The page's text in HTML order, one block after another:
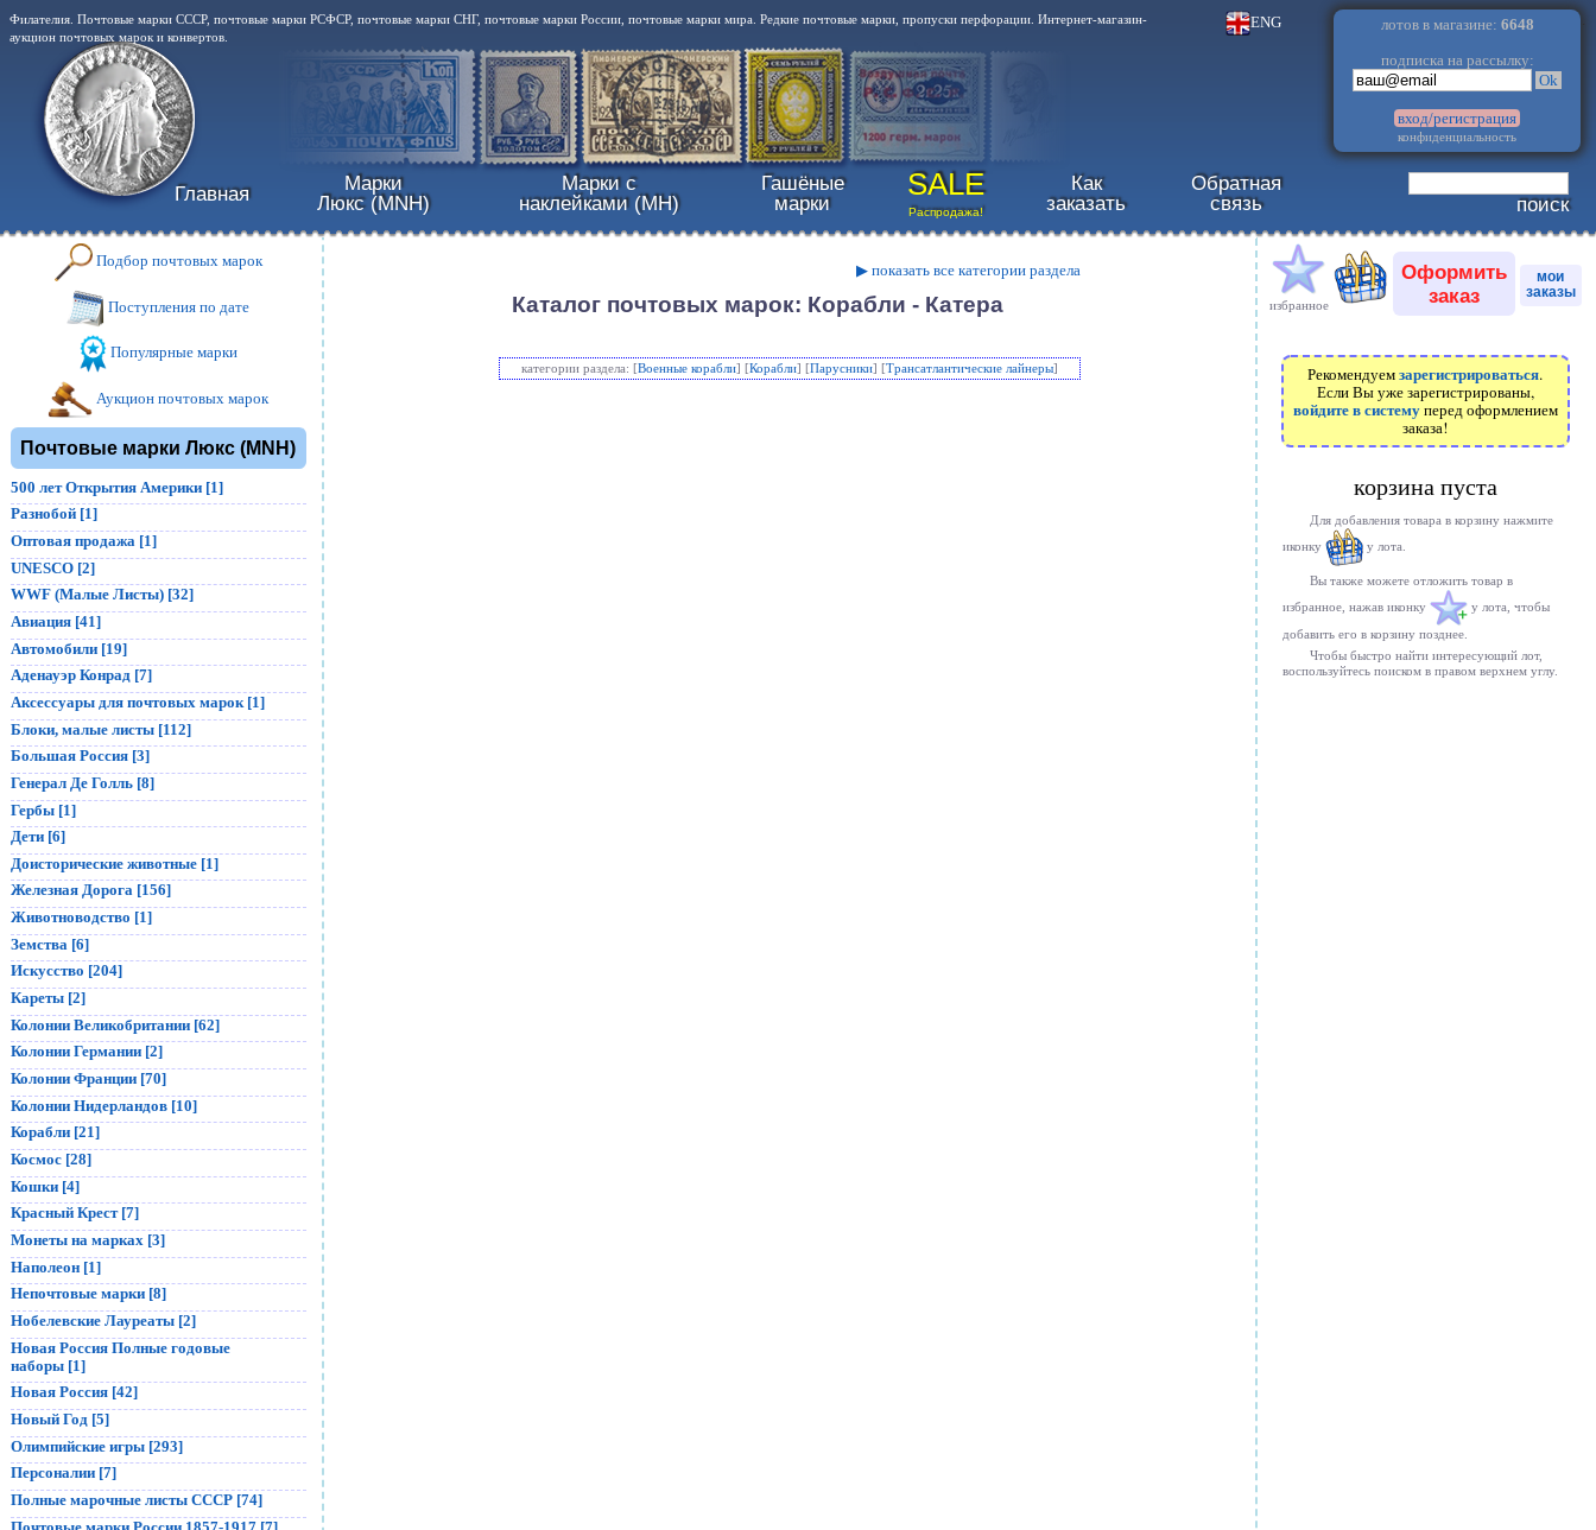
Филателия. Почтовые марки СССР, почтовые марки РСФСР, почтовые марки СНГ, почтовые марки России, почтовые марки мира. Редкие почтовые марки, пропуски перфорации. Интернет-магазин-
аукцион почтовых марок и конвертов.
ENG лотов в магазине: 6648
подписка на рассылку:
Ok
вход/регистрация
конфиденциальность
.
Главная
Марки
Люкс (MNH)
Марки с
наклейками (MH)
Гашёные
марки
SALE
Распродажа!
Как
заказать
Обратная
связь
поиск
Подбор почтовых марок
Поступления по дате
Популярные марки
Аукцион почтовых марок
Почтовые марки Люкс (MNH)
500 лет Открытия Америки [1]
Разнобой [1]
Оптовая продажа [1]
UNESCO [2]
WWF (Малые Листы) [32]
Авиация [41]
Автомобили [19]
Аденауэр Конрад [7]
Аксессуары для почтовых марок [1]
Блоки, малые листы [112]
Большая Россия [3]
Генерал Де Голль [8]
Гербы [1]
Дети [6]
Доисторические животные [1]
Железная Дорога [156]
Животноводство [1]
Земства [6]
Искусство [204]
Кареты [2]
Колонии Великобритании [62]
Колонии Германии [2]
Колонии Франции [70]
Колонии Нидерландов [10]
Корабли [21]
Космос [28]
Кошки [4]
Красный Крест [7]
Монеты на марках [3]
Наполеон [1]
Непочтовые марки [8]
Нобелевские Лауреаты [2]
Новая Россия Полные годовые
наборы [1]
Новая Россия [42]
Новый Год [5]
Олимпийские игры [293]
Персоналии [7]
Полные марочные листы СССР [74]
▶ показать все категории раздела
Каталог почтовых марок: Корабли - Катера
категории раздела: [Военные корабли] [Корабли] [Парусники] [Трансатлантические лайнеры]
избранное
Оформить
заказ
мои
заказы
Рекомендуемзарегистрироваться.
Если Вы уже зарегистрированы,
войдите в системуперед оформлением
заказа!